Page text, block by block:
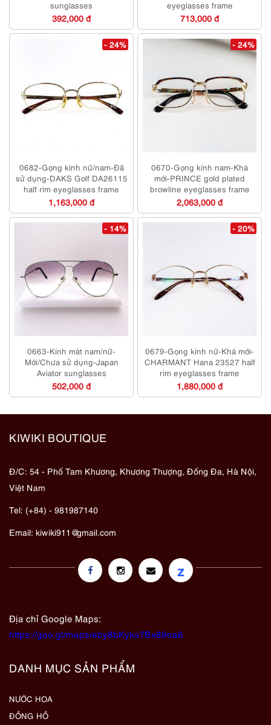
sunglasses
392,000 đ
eyeglasses frame
713,000 đ
- 24%
0682-Gọng kính nữ/nam-Đã
sử dụng-DAKS Golf DA26115
half rim eyeglasses frame
1,163,000 đ
- 24%
0670-Gọng kính nam-Khá
mới-PRINCE gold plated
browline eyeglasses frame
2,063,000 đ
- 14%
0663-Kính mát nam/nữ-
Mới/Chưa sử dụng-Japan
Aviator sunglasses
502,000 đ
- 20%
0679-Gọng kính nữ-Khá mới-
CHARMANT Hana 23527 half
rim eyeglasses frame
1,880,000 đ
KIWIKI BOUTIQUE
Đ/C: 54 - Phố Tam Khương, Khương Thượng, Đống Đa, Hà Nội,
Việt Nam
Tel: (+84) - 981987140
Email: kiwiki911@gmail.com
z
Địa chỉ Google Maps:
https://goo.gl/maps/eby8bKyks7Bx89oa6
DANH MỤC SẢN PHẨM
NƯỚC HOA
ĐỒNG HỒ